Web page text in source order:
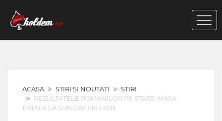
ACASA STIRI SI NOUTATI
STIRI
REZULTATELE ROMANILOR PE STARS: MASA
FINALA LA SUNDAY MILLION